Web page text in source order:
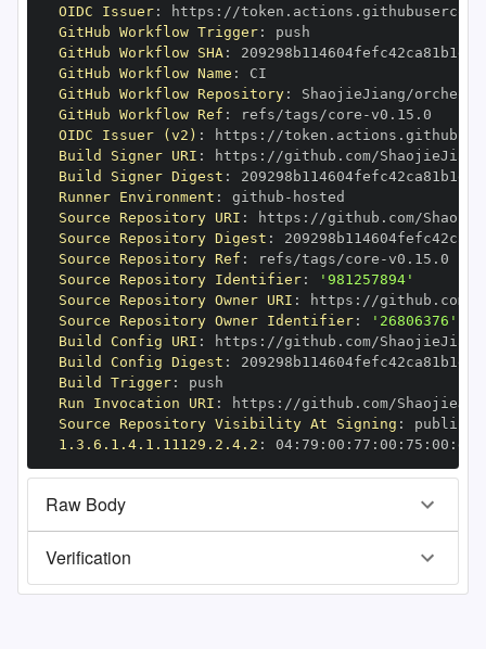
OIDC Issuer: https :
GitHub Workflow Trigger:
GitHub Workflow SHA:
GitHub Workflow Name :
GitHub Workflow Repository:
GitHub Workflow Ref : refs/tags/core -
OIDC Issuer (v2) : https :
Build Signer URI : https : //github.com/
Build Signer Digest :
Runner Environment : github -
Source Repository URI : https :
Source Repository Digest :
Source Repository Ref : refs/tags/core -
Source Repository Identifier:
'981257894'
Source Repository Owner URI : https :
Source Repository Owner Identifier:
'26806376'
Build Config URI : https : //github.com/
Build Config Digest :
Build Trigger:
Run Invocation URI : https :
Source Repository Visibility At Signing :
1.3.6.1.4.1.11129.2.4.2 : 04: 79 : 00 : 77 : 00 : 75 : 00 : dd
Raw Body
Verification